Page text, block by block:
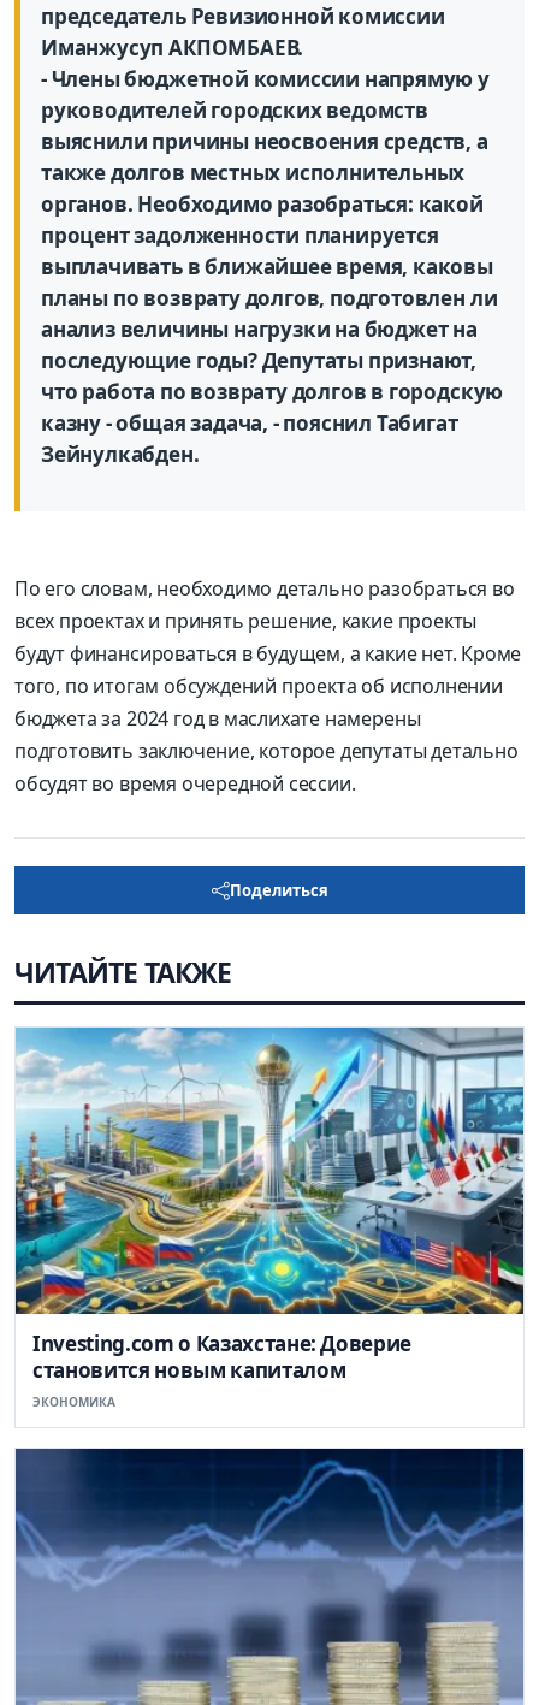
председатель Ревизионной комиссии
Иманжусуп АКПОМБАЕВ.
- Члены бюджетной комиссии напрямую у
руководителей городских ведомств
выяснили причины неосвоения средств, а
также долгов местных исполнительных
органов. Необходимо разобраться: какой
процент задолженности планируется
выплачивать в ближайшее время, каковы
планы по возврату долгов, подготовлен ли
анализ величины нагрузки на бюджет на
последующие годы? Депутаты признают,
что работа по возврату долгов в городскую
казну - общая задача, - пояснил Табигат
Зейнулкабден.
По его словам, необходимо детально разобраться во
всех проектах и принять решение, какие проекты
будут финансироваться в будущем, а какие нет. Кроме
того, по итогам обсуждений проекта об исполнении
бюджета за 2024 год в маслихате намерены
подготовить заключение, которое депутаты детально
обсудят во время очередной сессии.
Поделиться
ЧИТАЙТЕ ТАКЖЕ
Investing.com о Казахстане: Доверие
становится новым капиталом
ЭКОНОМИКА